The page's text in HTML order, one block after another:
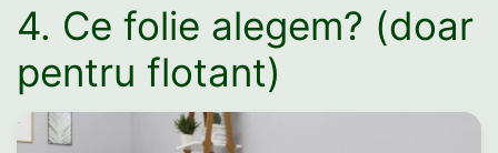
4. Ce folie alegem? (doar
pentru flotant)